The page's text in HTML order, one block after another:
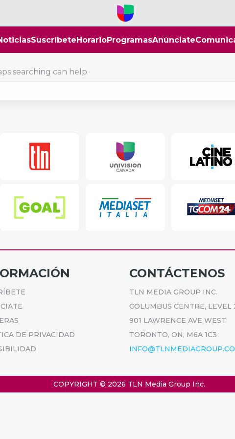
SuscríbeteHorarioProgramasAnúnciate
searching can help.
DE PRIVACIDAD
CONTÁCTENOS
TLN MEDIA GROUP INC.
COLUMBUS CENTRE, LEVEL
901 LAWRENCE AVE WEST
TORONTO, ON, M6A 1C3
COPYRIGHT © 2026 TLN Media Group Inc.